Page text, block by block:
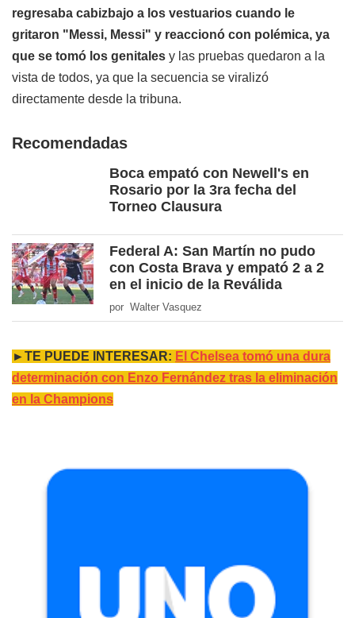
regresaba cabizbajo a los vestuarios cuando le
gritaron "Messi, Messi" y reaccionó con polémica, ya
que se tomó los genitales y las pruebas quedaron a la
vista de todos, ya que la secuencia se viralizó
directamente desde la tribuna.
Recomendadas
Boca empató con Newell's en
Rosario por la 3ra fecha del
Torneo Clausura
Federal A: San Martín no pudo
con Costa Brava y empató 2 a 2
en el inicio de la Reválida
por Walter Vasquez
►TE PUEDE INTERESAR: El Chelsea tomó una dura
determinación con Enzo Fernández tras la eliminación
en la Champions